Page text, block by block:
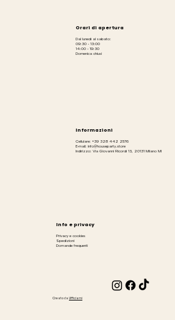
Orari di apertura
Dal lunedì al sabato:
09:30 - 13:00
14:00 - 19:30
Domenica chiusi
Informazioni
Cellulare: +39 328 442 2576
E-mail: info@houseparty.store
Indirizzo: Via Giovanni Ricordi 13, 20131 Milano MI
Info e privacy
Privacy e cookies
Spedizioni
Domande frequenti
Creato da Ufficiami